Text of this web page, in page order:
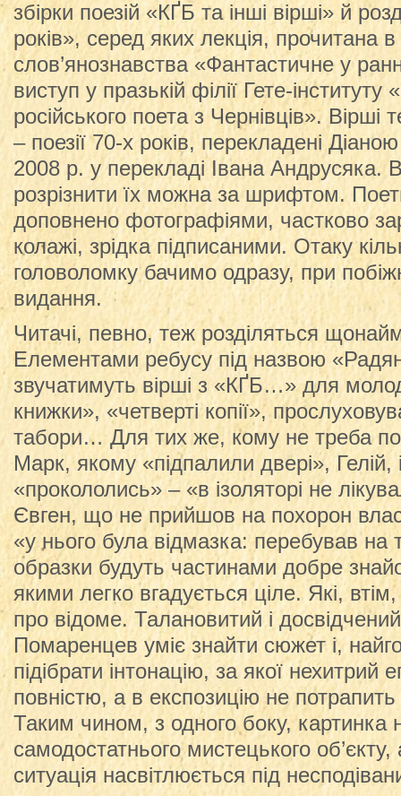
збірки поезій «КҐБ та інші вірші» й
років», серед яких лекція, прочитана
слов’янознавства «Фантастичне у
виступ у празькій філії Гете-
російського поета з Чернівців».
– поезії 70-х років, перекладені
2008 р. у перекладі Івана Андрусяка.
розрізнити їх можна за шрифтом.
доповнено фотографіями, частково
колажі, зрідка підписаними. Отаку
головоломку бачимо одразу, при
видання.
Читачі, певно, теж розділяться
Елементами ребусу під назвою
звучатимуть вірші з «КҐБ…» для
книжки», «четверті копії»,
табори… Для тих же, кому не треба
Марк, якому «підпалили двері», Гелій,
«прокололись» – «в ізоляторі не
Євген, що не прийшов на похорон
«у нього була відмазка: перебував на
образки будуть частинами добре
якими легко вгадується ціле. Які,
про відоме. Талановитий і досвідчений
Помаренцев уміє знайти сюжет і,
підібрати інтонацію, за якої нехитрий
повністю, а в експозицію не
Таким чином, з одного боку, картинка
самодостатнього мистецького об’єкту,
ситуація насвітлюється під